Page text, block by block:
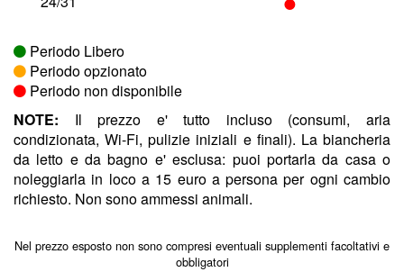
Periodo Libero
Periodo opzionato
Periodo non disponibile
NOTE: Il prezzo e' tutto incluso (consumi, aria
condizionata, Wi-Fi, pulizie iniziali e finali). La biancheria
da letto e da bagno e' esclusa: puoi portarla da casa o
noleggiarla in loco a 15 euro a persona per ogni cambio
richiesto. Non sono ammessi animali.
Nel prezzo esposto non sono compresi eventuali supplementi facoltativi e
obbligatori